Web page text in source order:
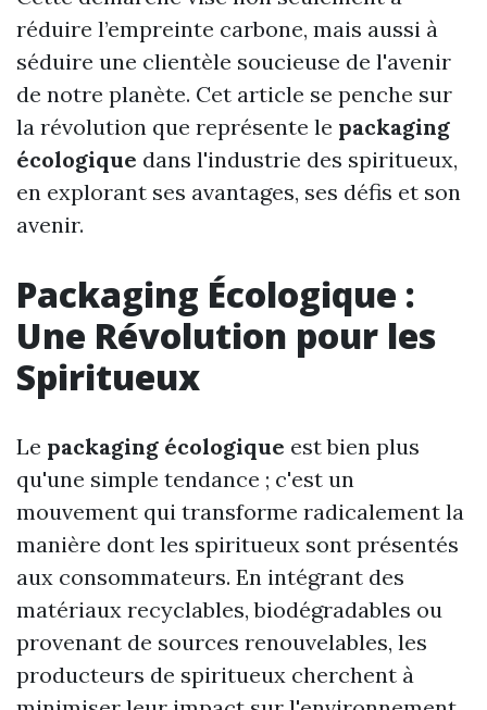
réduire l’empreinte carbone, mais aussi à
séduire une clientèle soucieuse de l'avenir
de notre planète. Cet article se penche sur
la révolution que représente le packaging
écologique dans l'industrie des spiritueux,
en explorant ses avantages, ses défis et son
avenir.
Packaging Écologique :
Une Révolution pour les
Spiritueux
Le packaging écologique est bien plus
qu'une simple tendance ; c'est un
mouvement qui transforme radicalement la
manière dont les spiritueux sont présentés
aux consommateurs. En intégrant des
matériaux recyclables, biodégradables ou
provenant de sources renouvelables, les
producteurs de spiritueux cherchent à